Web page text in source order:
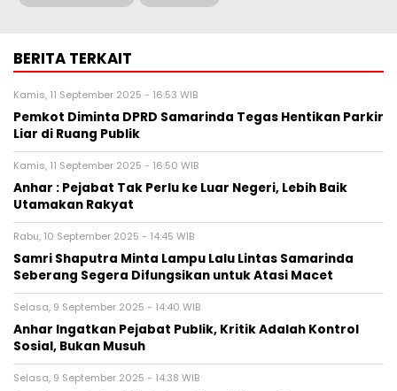
BERITA TERKAIT
Kamis, 11 September 2025 - 16:53 WIB
Pemkot Diminta DPRD Samarinda Tegas Hentikan Parkir
Liar di Ruang Publik
Kamis, 11 September 2025 - 16:50 WIB
Anhar : Pejabat Tak Perlu ke Luar Negeri, Lebih Baik
Utamakan Rakyat
Rabu, 10 September 2025 - 14:45 WIB
Samri Shaputra Minta Lampu Lalu Lintas Samarinda
Seberang Segera Difungsikan untuk Atasi Macet
Selasa, 9 September 2025 - 14:40 WIB
Anhar Ingatkan Pejabat Publik, Kritik Adalah Kontrol
Sosial, Bukan Musuh
Selasa, 9 September 2025 - 14:38 WIB